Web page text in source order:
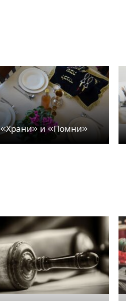
«Храни» и «Помни»